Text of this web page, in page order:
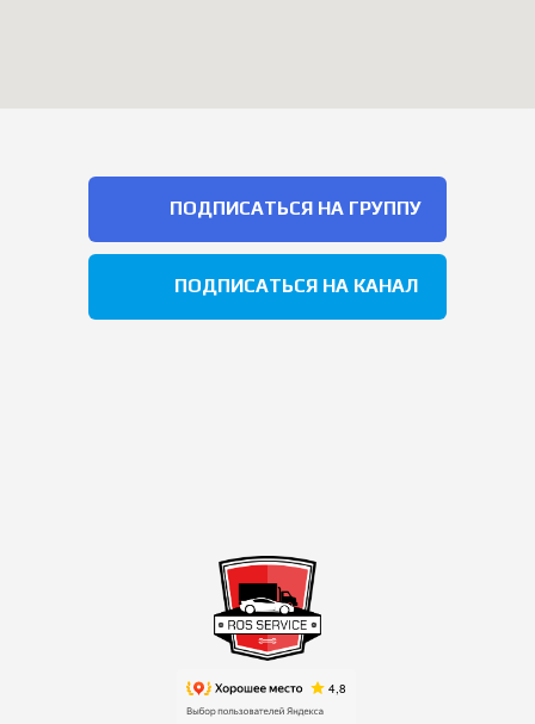
ПОДПИСАТЬСЯ НА ГРУППУ
ПОДПИСАТЬСЯ НА КАНАЛ